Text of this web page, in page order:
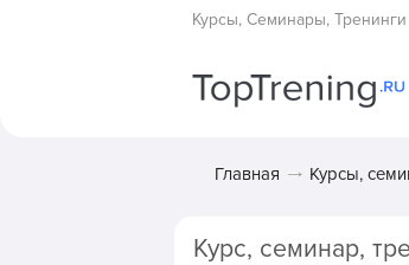
Курсы, Семинары, Тренинги
Главная Курсы,
Курс, семинар,